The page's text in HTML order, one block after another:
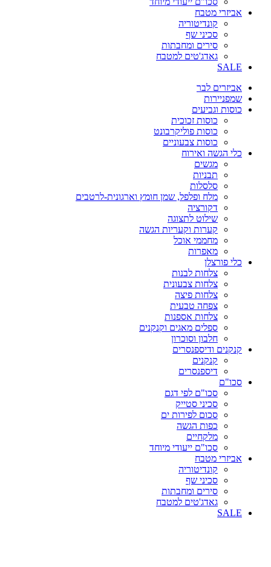
אביזרי מטבח
קונדיטוריה
סכיני שף
סירים ומחבתות
גאדג'טים למטבח
SALE
אביזרים לבר
שמפניירות
כוסות וגביעים
כוסות זכוכית
כוסות פוליקרבונט
כוסות צבעוניים
כלי הגשה ואירוח
מגשים
תבניות
סלסלות
מלח ופלפל, שמן חומץ וארגונית-לרטבים
דקורציה
שילוט לתצוגה
קערות וקעריות הגשה
מחממי אוכל
מאפרות
כלי פורצלן
צלחות לבנות
צלחות צבעונית
צלחות פיצה
צפחה טבעית
צלחות אספנות
ספלים מאגים וקנקנים
חלבון וסוכרון
קנקנים ודיספנסרים
קנקנים
דיספנסרים
סכו"ם
סכו"ם לפי דגם
סכיני סטייק
סכום לפירות ים
כפות הגשה
מלקחיים
סכו"ם ייעודי מיוחד
אביזרי מטבח
קונדיטוריה
סכיני שף
סירים ומחבתות
גאדג'טים למטבח
SALE